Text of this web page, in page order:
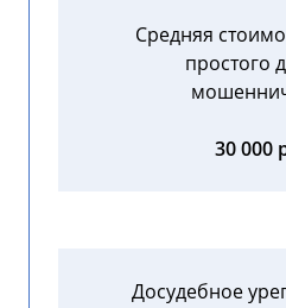
Средняя
простого
30 000
Досудебное